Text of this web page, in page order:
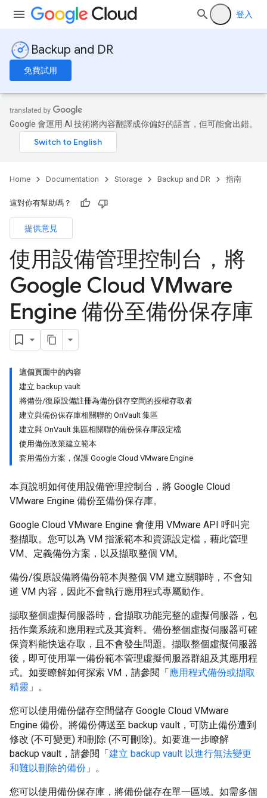
登入
Backup and DR
免費試用
Google 會運用 AI 技術將內容翻譯成你偏好的語言，但可能會出錯。
Home Documentation Storage Backup and DR 指南
這對你有幫助嗎？
提供意見
使用設備管理控制台，將
Google Cloud VMware
Engine 備份至備份保存庫
這個頁面中的內容
建立 backup vault
將備份/復原設備註冊為備份儲存空間的授權存取者
建立與備份保存庫相關聯的 OnVault 集區
建立與 OnVault 集區相關聯的備份保存庫設定檔
使用備份政策建立範本
套用備份方案，保護 Google Cloud VMware Engine
本頁說明如何使用設備管理控制台，將 Google Cloud
VMware Engine 備份至備份保存庫。
Google Cloud VMware Engine 會使用 VMware API 呼叫完
整擷取。您可以為 VM 指派範本和資源設定檔，藉此管理
VM、定義備份方案，以及擷取整個 VM。
備份/復原設備將備份範本與整個 VM 建立關聯時，不會知
道 VM 內容，因此不會執行應用程式專屬動作。
擷取整個虛擬伺服器時，會擷取功能完整的虛擬伺服器，包
括作業系統和應用程式及其資料。備份整個虛擬伺服器可確
保資料能快速存取，且不會發生問題。擷取整個虛擬伺服器
後，即可使用單一備份範本管理虛擬伺服器群組及其應用程
式。如要瞭解如何探索 VM，請參閱「應用程式備份或擷取
精靈 」。
您可以使用備份儲存空間儲存 Google Cloud VMware
Engine 備份。將備份傳送至 backup vault，可防止備份遭到
修改 (不可變更) 和刪除 (不可刪除)。如要進一步瞭解
backup vault，請參閱「建立 backup vault 以進行無法變更
和難以刪除的備份 」。
您可以使用備份保存庫，將備份儲存在單一區域。如需多個